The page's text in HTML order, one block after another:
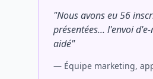
"Nous avons eu 56
présentées... l'envoi
aidé"
— Équipe marketing,